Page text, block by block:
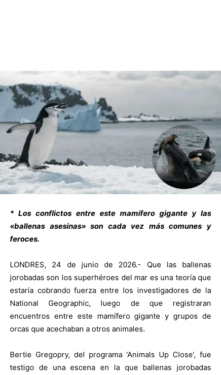
* Los conflictos entre este mamífero gigante y las
«ballenas asesinas» son cada vez más comunes y
feroces.
LONDRES, 24 de junio de 2026.- Que las ballenas
jorobadas son los superhéroes del mar es una teoría que
estaría cobrando fuerza entre los investigadores de la
National Geographic, luego de que registraran
encuentros entre este mamífero gigante y grupos de
orcas que acechaban a otros animales.
Bertie Gregopry, del programa ‘Animals Up Close’, fue
testigo de una escena en la que ballenas jorobadas